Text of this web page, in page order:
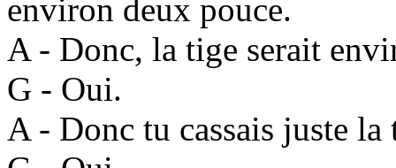
environ deux pouce.
A - Donc, la tige serait
G - Oui.
A - Donc tu cassais juste